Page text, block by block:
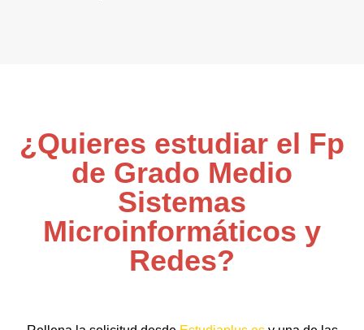
¿Quieres estudiar el Fp
de Grado Medio
Sistemas
Microinformáticos y
Redes?